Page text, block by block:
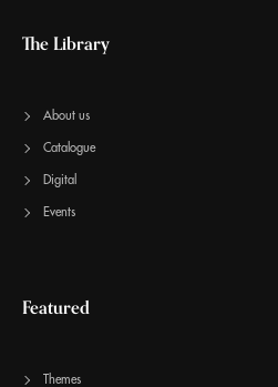
The Library
About us
Catalogue
Digital
Events
Featured
Themes